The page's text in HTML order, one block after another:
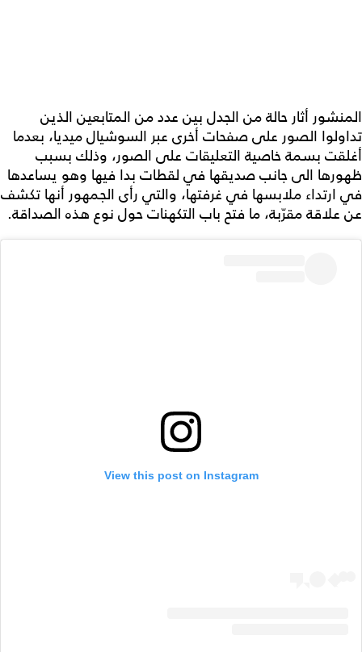
المنشور أثار حالة من الجدل بين عدد من المتابعين الذين
تداولوا الصور على صفحات أخرى عبر السوشيال ميديا، بعدما
أغلقت بسمة خاصية التعليقات على الصور، وذلك بسبب
ظهورها الى جانب صديقها في لقطات بدا فيها وهو يساعدها
في ارتداء ملابسها في غرفتها، والتي رأى الجمهور أنها تكشف
عن علاقة مقرّبة، ما فتح باب التكهنات حول نوع هذه الصداقة.
View this post on Instagram